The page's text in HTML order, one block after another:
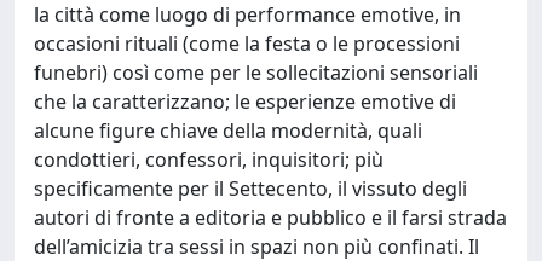
la città come luogo di performance emotive, in
occasioni rituali (come la festa o le processioni
funebri) così come per le sollecitazioni sensoriali
che la caratterizzano; le esperienze emotive di
alcune figure chiave della modernità, quali
condottieri, confessori, inquisitori; più
specificamente per il Settecento, il vissuto degli
autori di fronte a editoria e pubblico e il farsi strada
dell’amicizia tra sessi in spazi non più confinati. Il